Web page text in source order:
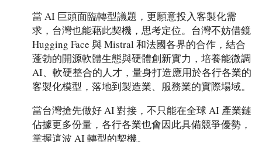
當 AI 巨頭面臨轉型議題，更願意投入客製化需
求，台灣也能藉此契機，思考定位。台灣不妨借鏡
Hugging Face 與 Mistral 和法國各界的合作，結合
蓬勃的開源軟體生態與硬體創新實力，培養能微調
AI、軟硬整合的人才，量身打造應用於各行各業的
客製化模型，落地到製造業、服務業的實際場域。
當台灣搶先做好 AI 對接，不只能在全球 AI 產業鏈
佔據更多份量，各行各業也會因此具備競爭優勢，
掌握這波 AI 轉型的契機。